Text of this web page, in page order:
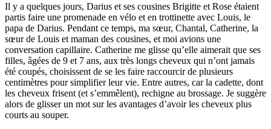
Il y a quelques jours, Darius et ses cousines Brigitte et Rose étaient
partis faire une promenade en vélo et en trottinette avec Louis, le
papa de Darius. Pendant ce temps, ma sœur, Chantal, Catherine, la
sœur de Louis et maman des cousines, et moi avions une
conversation capillaire. Catherine me glisse qu’elle aimerait que ses
filles, âgées de 9 et 7 ans, aux très longs cheveux qui n’ont jamais
été coupés, choisissent de se les faire raccourcir de plusieurs
centimètres pour simplifier leur vie. Entre autres, car la cadette, dont
les cheveux frisent (et s’emmêlent), rechigne au brossage. Je suggère
alors de glisser un mot sur les avantages d’avoir les cheveux plus
courts au souper.